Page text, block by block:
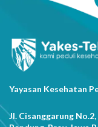
Yayasan Kesehatan
Jl. Cisanggarung